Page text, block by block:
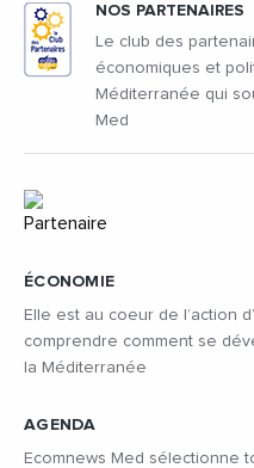
ÉCONOMIE
Elle est au coeur de l’action
comprendre comment se
la Méditerranée
AGENDA
Ecomnews Med sélectionne
NOS PARTENAIRES
Le club des
économiques et
Méditerranée qui
Med